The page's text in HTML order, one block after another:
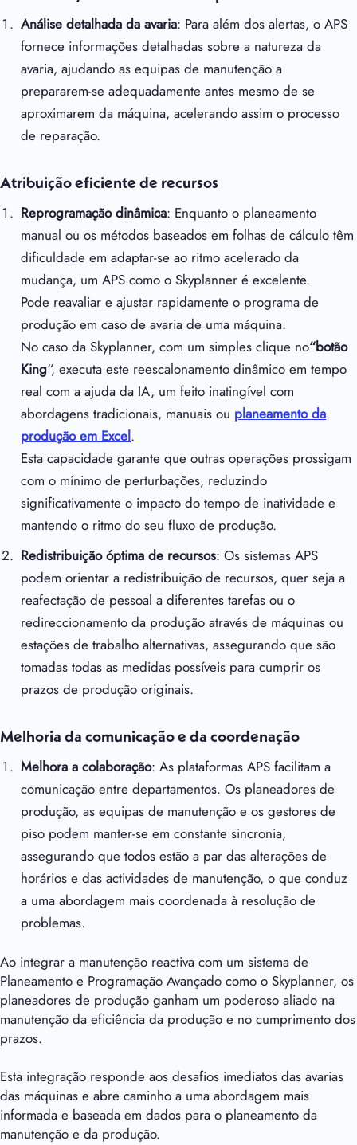
Análise detalhada da avaria: Para além dos alertas, o APS
fornece informações detalhadas sobre a natureza da
avaria, ajudando as equipas de manutenção a
prepararem-se adequadamente antes mesmo de se
aproximarem da máquina, acelerando assim o processo
de reparação.
Atribuição eficiente de recursos
Reprogramação dinâmica: Enquanto o planeamento
manual ou os métodos baseados em folhas de cálculo têm
dificuldade em adaptar-se ao ritmo acelerado da
mudança, um APS como o Skyplanner é excelente.
Pode reavaliar e ajustar rapidamente o programa de
produção em caso de avaria de uma máquina.
No caso da Skyplanner, com um simples clique no“botão
King“, executa este reescalonamento dinâmico em tempo
real com a ajuda da IA, um feito inatingível com
abordagens tradicionais, manuais ou planeamento da
produção em Excel.
Esta capacidade garante que outras operações prossigam
com o mínimo de perturbações, reduzindo
significativamente o impacto do tempo de inatividade e
mantendo o ritmo do seu fluxo de produção.
Redistribuição óptima de recursos: Os sistemas APS
podem orientar a redistribuição de recursos, quer seja a
reafectação de pessoal a diferentes tarefas ou o
redireccionamento da produção através de máquinas ou
estações de trabalho alternativas, assegurando que são
tomadas todas as medidas possíveis para cumprir os
prazos de produção originais.
Melhoria da comunicação e da coordenação
Melhora a colaboração: As plataformas APS facilitam a
comunicação entre departamentos. Os planeadores de
produção, as equipas de manutenção e os gestores de
piso podem manter-se em constante sincronia,
assegurando que todos estão a par das alterações de
horários e das actividades de manutenção, o que conduz
a uma abordagem mais coordenada à resolução de
problemas.
Ao integrar a manutenção reactiva com um sistema de
Planeamento e Programação Avançado como o Skyplanner, os
planeadores de produção ganham um poderoso aliado na
manutenção da eficiência da produção e no cumprimento dos
prazos.
Esta integração responde aos desafios imediatos das avarias
das máquinas e abre caminho a uma abordagem mais
informada e baseada em dados para o planeamento da
manutenção e da produção.